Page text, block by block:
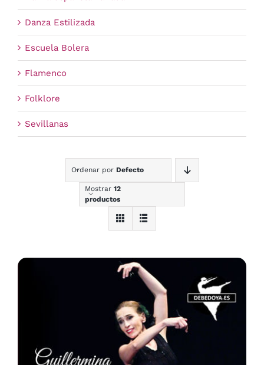
Danza Estilizada
Escuela Bolera
Flamenco
Folklore
Sevillanas
Ordenar por Defecto
Mostrar 12
productos